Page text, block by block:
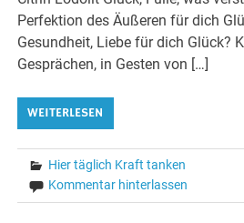
Perfektion des Äußeren für dich
Gesundheit, Liebe für dich Glück?
Gesprächen, in Gesten von […]
WEITERLESEN
Hier täglich Kraft tanken
Kommentar hinterlassen